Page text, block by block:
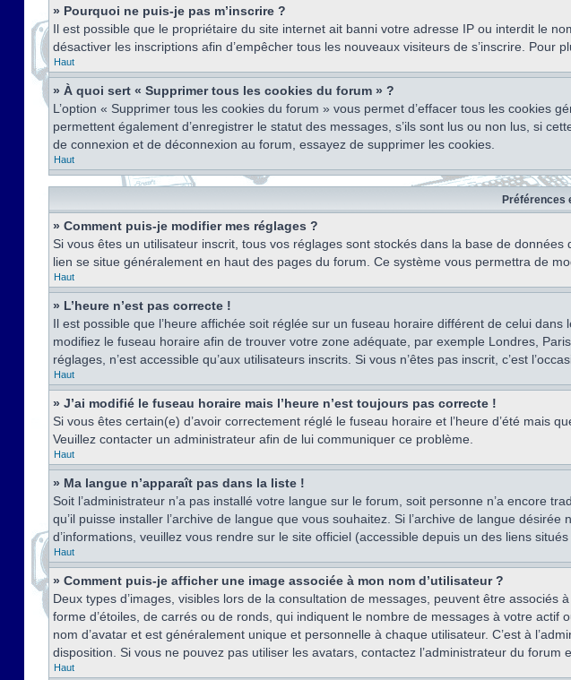
» Pourquoi ne puis-je pas m’inscrire ?
Il est possible que le propriétaire du site internet ait banni votre adresse IP ou interdit le
désactiver les inscriptions afin d’empêcher tous les nouveaux visiteurs de s’inscrire. Pour
Haut
» À quoi sert « Supprimer tous les cookies du forum » ?
L’option « Supprimer tous les cookies du forum » vous permet d’effacer tous les
permettent également d’enregistrer le statut des messages, s’ils sont lus ou non lus, si
de connexion et de déconnexion au forum, essayez de supprimer les cookies.
Haut
Préférences
» Comment puis-je modifier mes réglages ?
Si vous êtes un utilisateur inscrit, tous vos réglages sont stockés dans la base de
lien se situe généralement en haut des pages du forum. Ce système vous permettra de
Haut
» L’heure n’est pas correcte !
Il est possible que l’heure affichée soit réglée sur un fuseau horaire différent de celui
modifiez le fuseau horaire afin de trouver votre zone adéquate, par exemple Londres,
réglages, n’est accessible qu’aux utilisateurs inscrits. Si vous n’êtes pas inscrit, c’est
Haut
» J’ai modifié le fuseau horaire mais l’heure n’est toujours pas correcte !
Si vous êtes certain(e) d’avoir correctement réglé le fuseau horaire et l’heure d’été mais
Veuillez contacter un administrateur afin de lui communiquer ce problème.
Haut
» Ma langue n’apparaît pas dans la liste !
Soit l’administrateur n’a pas installé votre langue sur le forum, soit personne n’a encore
qu’il puisse installer l’archive de langue que vous souhaitez. Si l’archive de langue
d’informations, veuillez vous rendre sur le site officiel (accessible depuis un des liens
Haut
» Comment puis-je afficher une image associée à mon nom d’utilisateur ?
Deux types d’images, visibles lors de la consultation de messages, peuvent être associés
forme d’étoiles, de carrés ou de ronds, qui indiquent le nombre de messages à votre
nom d’avatar et est généralement unique et personnelle à chaque utilisateur. C’est à
disposition. Si vous ne pouvez pas utiliser les avatars, contactez l’administrateur du
Haut